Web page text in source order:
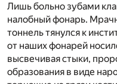
Лишь больно зубами
налобный фонарь.
тоннель тянулся к
от наших фонарей
высвечивая стыки,
образования в виде